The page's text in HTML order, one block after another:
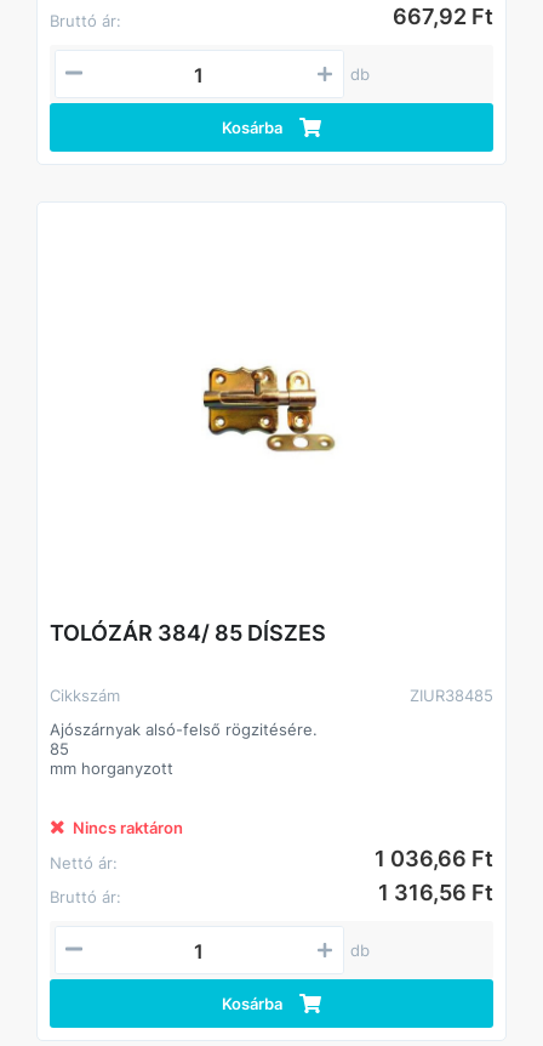
Bruttó ár: 667,92 Ft
db
Kosárba
TOLÓZÁR 384/ 85 DÍSZES
Cikkszám
ZIUR38485
Ajószárnyak alsó-felső rögzitésére.
85
mm horganyzott
Nincs raktáron
Nettó ár:
1 036,66 Ft
Bruttó ár: 1 316,56 Ft
db
Kosárba